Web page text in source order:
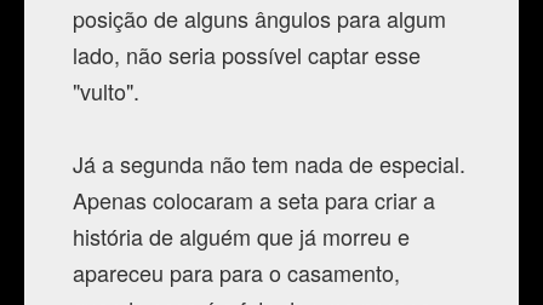
posição de alguns ângulos para algum
lado, não seria possível captar esse
"vulto".
Já a segunda não tem nada de especial.
Apenas colocaram a seta para criar a
história de alguém que já morreu e
apareceu para para o casamento,